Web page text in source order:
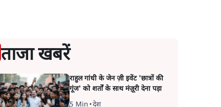
ताजा खबरें
राहुल गांधी के जेन ज़ी इवेंट 'छात्रों की
गूंज' को शर्तों के साथ मंज़ूरी देना पड़ा
5 Min •देश